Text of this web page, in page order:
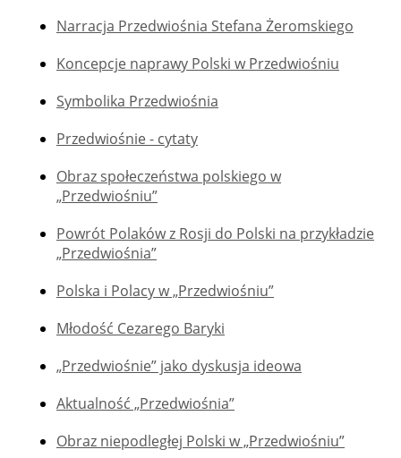
Narracja Przedwiośnia Stefana Żeromskiego
Koncepcje naprawy Polski w Przedwiośniu
Symbolika Przedwiośnia
Przedwiośnie - cytaty
Obraz społeczeństwa polskiego w
„Przedwiośniu”
Powrót Polaków z Rosji do Polski na przykładzie
„Przedwiośnia”
Polska i Polacy w „Przedwiośniu”
Młodość Cezarego Baryki
„Przedwiośnie” jako dyskusja ideowa
Aktualność „Przedwiośnia”
Obraz niepodległej Polski w „Przedwiośniu”